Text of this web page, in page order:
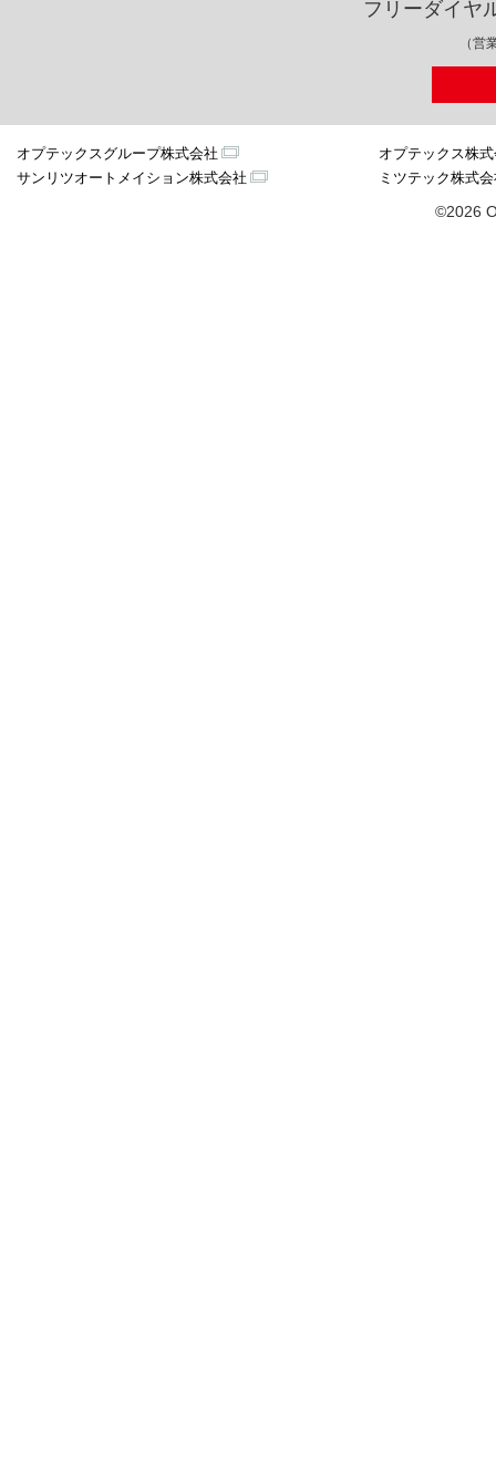
フリーダイヤ
（営
オプテックスグループ株式会社
オプテックス株
サンリツオートメイション株式会社
ミツテック株式
©2026